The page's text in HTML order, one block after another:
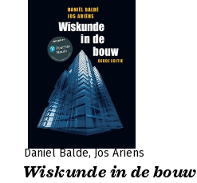
Daniël Baldé Jos Ariëns
Wiskunde in de bouw